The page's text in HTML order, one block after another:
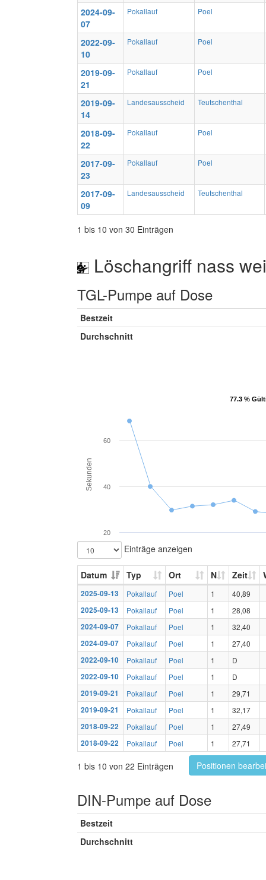
2024-09-
07
Pokallauf Poel
2022-09-
10
Pokallauf Poel
2019-09-
21
Pokallauf Poel
2019-09-
14
Landesausscheid Teutschenthal
2018-09-
22
Pokallauf Poel
2017-09-
23
Pokallauf Poel
2017-09-
09
Landesausscheid Teutschenthal
1 bis 10 von 30 Einträgen
Löschangriff nass
TGL-Pumpe auf Dose
Bestzeit
Durchschnitt
77.3 %
77.3 %
Sekunden
20
40
60
Einträge anzeigen
Datum Typ Ort N Zeit
2025-09-13 Pokallauf Poel 1
40,89
2025-09-13
Pokallauf Poel 1
28,08
2024-09-07
Pokallauf Poel 1
32,40
2024-09-07
Pokallauf Poel 1
27,40
2022-09-10
Pokallauf Poel 1
D
2022-09-10
Pokallauf Poel 1
D
2019-09-21
Pokallauf Poel 1
29,71
2019-09-21
Pokallauf Poel 1
32,17
2018-09-22
Pokallauf Poel 1
27,49
2018-09-22
Pokallauf Poel 1 27,71
1 bis 10 von 22 Einträgen Positionen
DIN-Pumpe auf Dose
Bestzeit
Durchschnitt